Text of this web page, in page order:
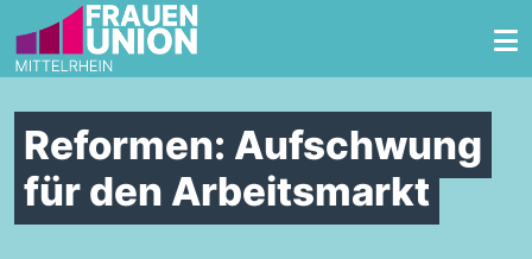
Zum Inhalt springen
Reformen: Aufschwung
für den Arbeitsmarkt